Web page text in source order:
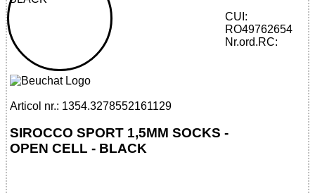
32785521611 - SIROCCO SPORT 1,5MM
SOCKS - OPEN CELL - BLACK
Articol nr.: 1354.3278552161129
SIROCCO SPORT 1,5MM SOCKS -
OPEN CELL - BLACK
CUI:
RO49762654
Nr.ord.RC: